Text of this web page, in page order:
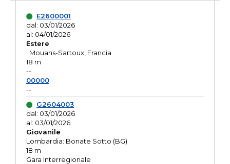
E2600001
dal: 03/01/2026
al: 04/01/2026
Estere
: Mouans-Sartoux, Francia
18 m
--
00000-
--
G2604003
dal: 03/01/2026
al: 03/01/2026
Giovanile
Lombardia: Bonate Sotto (BG)
18 m
Gara Interregionale